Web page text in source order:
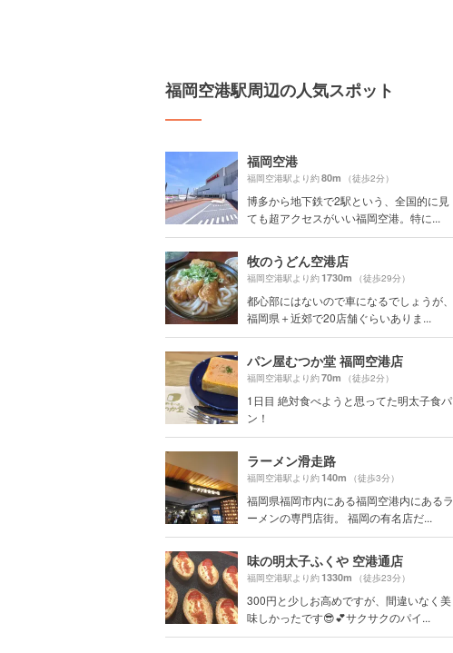
福岡空港駅周辺の人気スポット
福岡空港
福岡空港駅より約80m （徒歩2分）
博多から地下鉄で2駅という、全国的に見
ても超アクセスがいい福岡空港。特に...
牧のうどん空港店
福岡空港駅より約1730m （徒歩29分）
都心部にはないので車になるでしょうが、
福岡県＋近郊で20店舗ぐらいありま...
パン屋むつか堂 福岡空港店
福岡空港駅より約70m （徒歩2分）
1日目 絶対食べようと思ってた明太子食パ
ン！
ラーメン滑走路
福岡空港駅より約140m （徒歩3分）
福岡県福岡市内にある福岡空港内にあるラ
ーメンの専門店街。 福岡の有名店だ...
味の明太子ふくや 空港通店
福岡空港駅より約1330m （徒歩23分）
300円と少しお高めですが、間違いなく美
味しかったです😎💕サクサクのパイ...